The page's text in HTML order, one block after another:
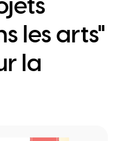
les arts"
la